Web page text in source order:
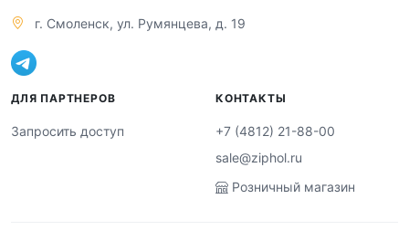
г. Смоленск, ул. Румянцева, д. 19
ДЛЯ ПАРТНЕРОВ
Запросить доступ
КОНТАКТЫ
+7 (4812) 21-88-00
sale@ziphol.ru
Розничный магазин